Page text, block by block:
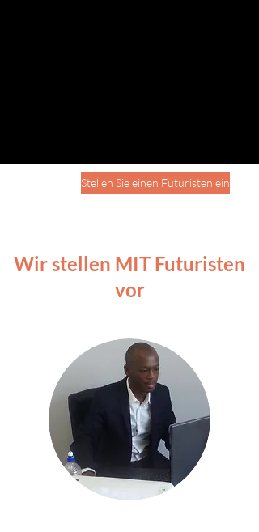
Stellen Sie einen Futuristen ein
Wir stellen MIT Futuristen
vor